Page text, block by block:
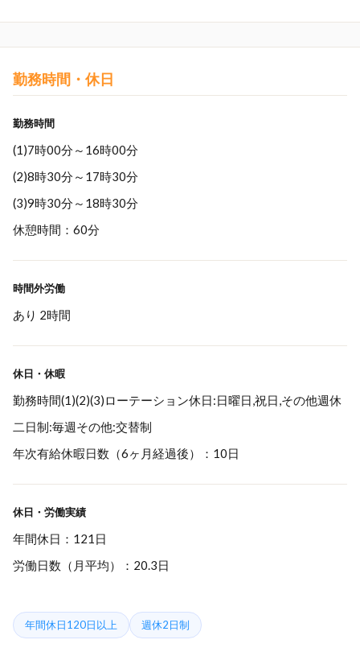
勤務時間・休日
勤務時間
(1)7時00分～16時00分
(2)8時30分～17時30分
(3)9時30分～18時30分
休憩時間：60分
時間外労働
あり 2時間
休日・休暇
勤務時間(1)(2)(3)ローテーション休日:日曜日,祝日,その他週休
二日制:毎週その他:交替制
年次有給休暇日数（6ヶ月経過後）：10日
休日・労働実績
年間休日：121日
労働日数（月平均）：20.3日
年間休日120日以上 週休2日制